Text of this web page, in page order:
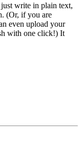
write in plain text,
(Or, if you are
even upload your
with one click!) It